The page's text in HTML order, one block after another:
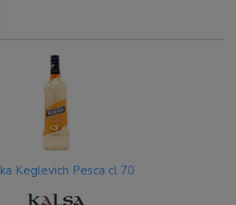
Keglevich Pesca cl 70